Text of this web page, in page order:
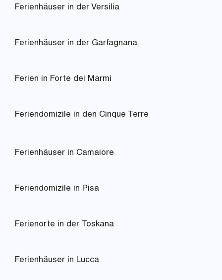
Ferienhäuser in der Versilia
Ferienhäuser in der Garfagnana
Ferien in Forte dei Marmi
Feriendomizile in den Cinque Terre
Ferienhäuser in Camaiore
Feriendomizile in Pisa
Ferienorte in der Toskana
Ferienhäuser in Lucca